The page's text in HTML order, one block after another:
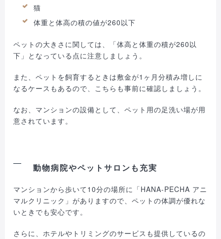
猫
体重と体高の積の値が260以下
ペットの大きさに関しては、「体高と体重の積が260以
下」となっている点に注意しましょう。
また、ペットを飼育するときは敷金が1ヶ月分積み増しに
なるケースもあるので、こちらも事前に確認しましょう。
なお、マンションの設備として、ペット用の足洗い場が用
意されています。
動物病院やペットサロンも充実
マンションから歩いて10分の場所に「HANA-PECHA アニ
マルクリニック」がありますので、ペットの体調が優れな
いときでも安心です。
さらに、ホテルやトリミングのサービスも提供しているの